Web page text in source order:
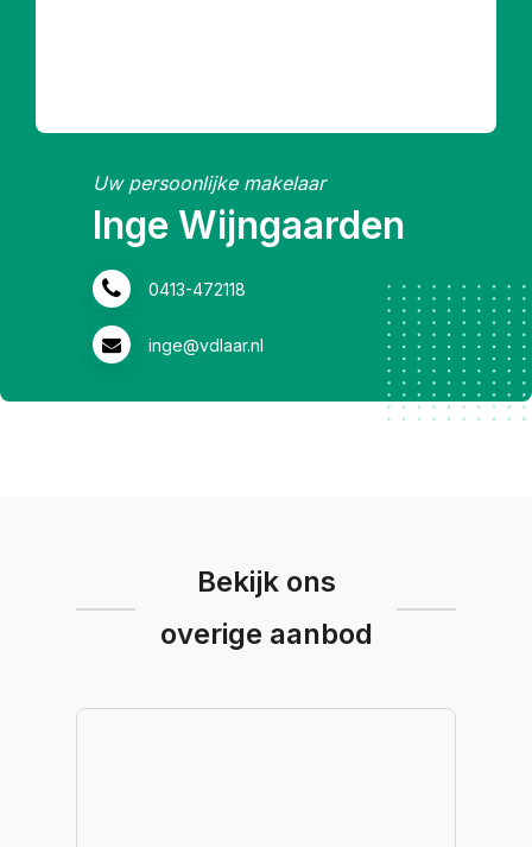
Uw persoonlijke makelaar
Inge Wijngaarden
0413-472118
inge@vdlaar.nl
Bekijk ons
overige aanbod